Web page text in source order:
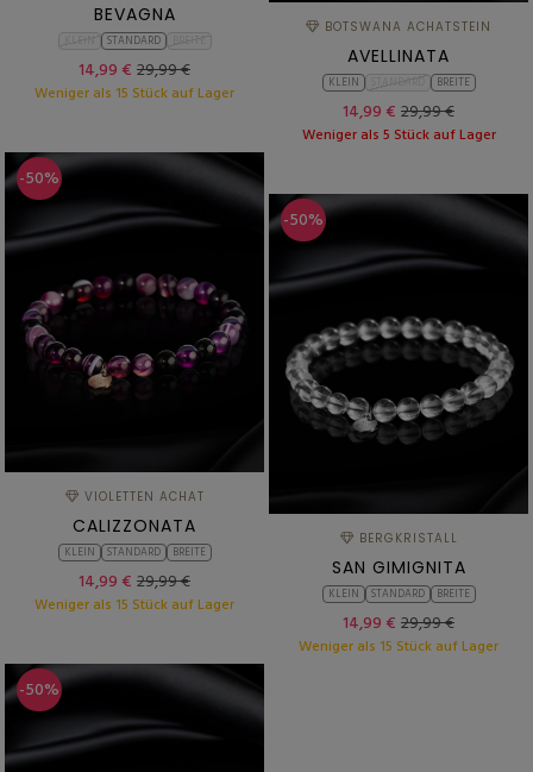
BEVAGNA
STANDARD
14,99 € 29,99 €
Weniger als 15 Stück auf Lager
BOTSWANA ACHATSTEIN
AVELLINATA
KLEIN BREITE
14,99 € 29,99 €
Weniger als 5 Stück auf Lager
-50%
VIOLETTEN ACHAT
CALIZZONATA
KLEIN STANDARD BREITE
14,99 € 29,99 €
Weniger als 15 Stück auf Lager
-50%
BERGKRISTALL
SAN GIMIGNITA
KLEIN STANDARD BREITE
14,99 € 29,99 €
Weniger als 15 Stück auf Lager
-50%